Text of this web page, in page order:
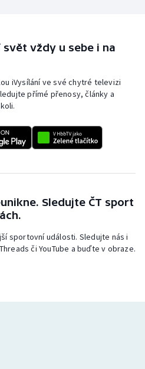
vždy u sebe i na
iVysílání ve své chytré televizi
přímé přenosy, články a
Sledujte ČT sport
sportovní události. Sledujte nás i
či YouTube a buďte v obraze.